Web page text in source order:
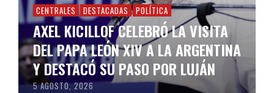
CENTRALES DESTACADAS POLÍTICA
AXEL KICILLOF CELEBRÓ LA VISITA
DEL PAPA LEÓN XIV A LA ARGENTINA
Y DESTACÓ SU PASO POR LUJÁN
5 AGOSTO, 2026